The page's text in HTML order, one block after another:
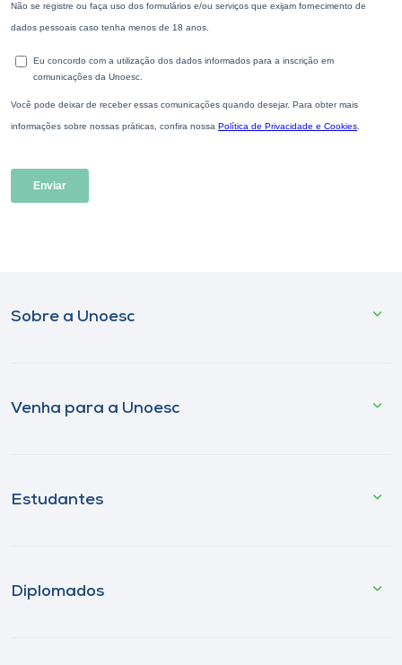
Sobre a Unoesc
Venha para a Unoesc
Estudantes
Diplomados